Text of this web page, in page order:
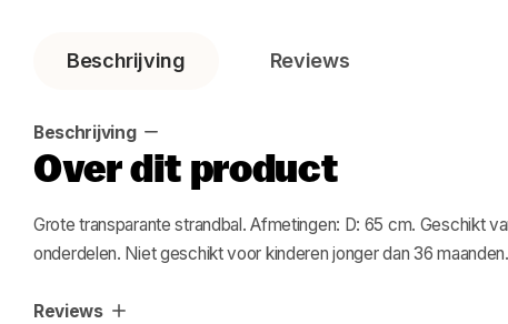
Beschrijving Reviews
Beschrijving
Over dit product
Grote transparante strandbal. Afmetingen: D: 65 cm. Geschikt
onderdelen. Niet geschikt voor kinderen jonger dan 36 maanden.
Reviews